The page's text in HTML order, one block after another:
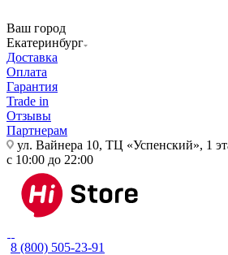
Ваш город
Екатеринбург
Доставка
Оплата
Гарантия
Trade in
Отзывы
Партнерам
ул. Вайнера 10, ТЦ «Успенский», 1
с 10:00 до 22:00
8 (800) 505-23-91